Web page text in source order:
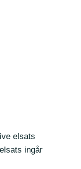
elsats
ingår